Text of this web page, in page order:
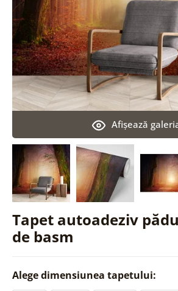
Tapet autoadeziv
de basm
Afişează
Alege dimensiunea tapetului: